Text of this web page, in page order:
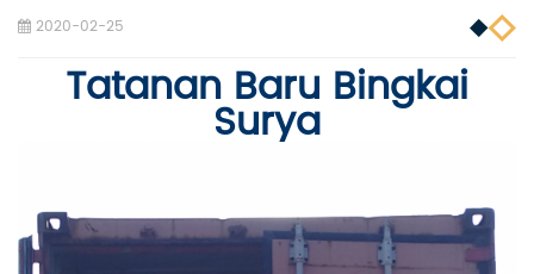
2020-02-25
Tatanan Baru Bingkai
Surya